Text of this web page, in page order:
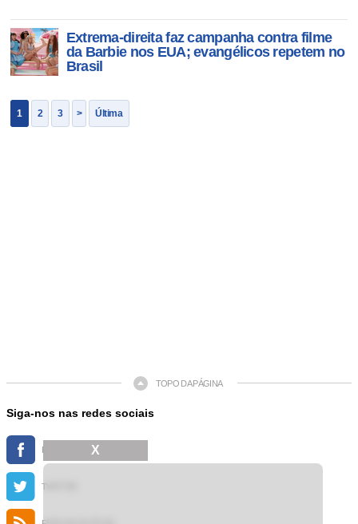
Extrema-direita faz campanha contra filme
da Barbie nos EUA; evangélicos repetem no
Brasil
1 2 3 > Última
TOPO DA PÁGINA
Siga-nos nas redes sociais
FACEBOOK
TWITTER
X